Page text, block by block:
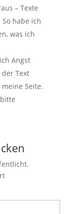
– Texte
habe ich
was ich
Angst
Text
Seite.